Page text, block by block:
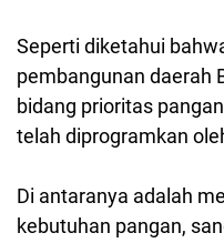
Seperti diketahui
pembangunan daerah
bidang prioritas
telah diprogramkan
Di antaranya adalah
kebutuhan pangan,